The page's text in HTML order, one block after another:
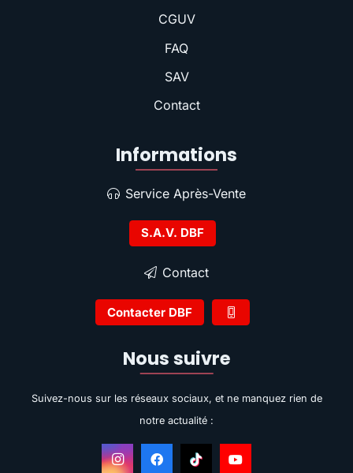
CGUV
FAQ
SAV
Contact
Informations
Service Après-Vente
S.A.V. DBF
Contact
Contacter DBF
Nous suivre
Suivez-nous sur les réseaux sociaux, et ne manquez rien de
notre actualité :